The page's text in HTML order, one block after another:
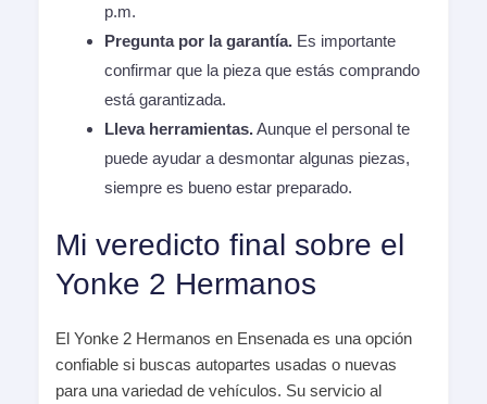
p.m.
Pregunta por la garantía. Es importante
confirmar que la pieza que estás comprando
está garantizada.
Lleva herramientas.Aunque el personal te
puede ayudar a desmontar algunas piezas,
siempre es bueno estar preparado.
Mi veredicto final sobre el
Yonke 2 Hermanos
El Yonke 2 Hermanos en Ensenada es una opción
confiable si buscas autopartes usadas o nuevas
para una variedad de vehículos. Su servicio al